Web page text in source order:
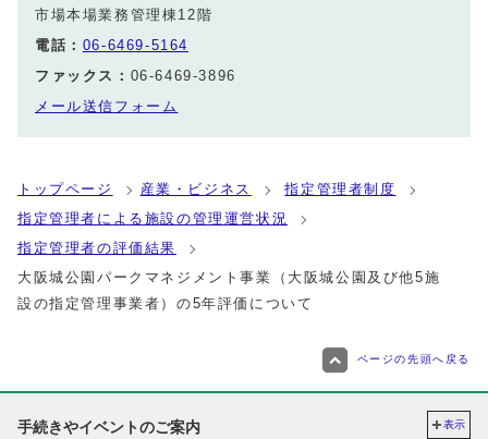
市場本場業務管理棟12階
電話： 06-6469-5164
ファックス： 06-6469-3896
メール送信フォーム
トップページ 産業・ビジネス
指定管理者制度
指定管理者による施設の管理運営状況
指定管理者の評価結果
大阪城公園パークマネジメント事業（大阪城公園及び他5施
設の指定管理事業者）の5年評価について
ページの先頭へ戻る
手続きやイベントのご案内 表示